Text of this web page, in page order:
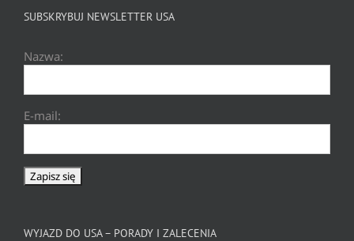
SUBSKRYBUJ NEWSLETTER USA
Nazwa:
E-mail:
WYJAZD DO USA – PORADY I ZALECENIA